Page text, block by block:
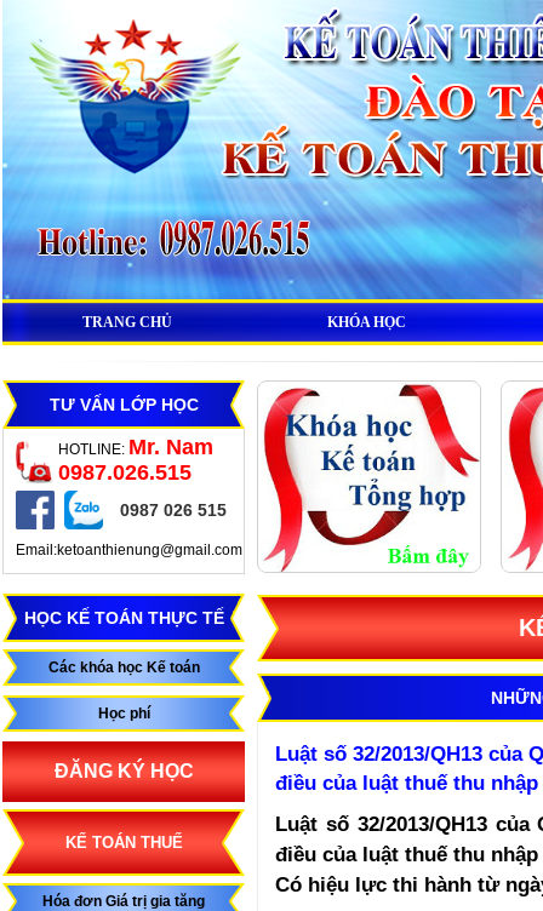
TRANG CHỦ KHÓA HỌC
TƯ VẤN LỚP HỌC
HOTLINE: Mr. Nam
0987.026.515
0987 026 515
Email:ketoanthienung@gmail.com
HỌC KẾ TOÁN THỰC TẾ
Các khóa học Kế toán
Học phí
ĐĂNG KÝ HỌC
KẾ TOÁN THUẾ
Hóa đơn Giá trị gia tăng
Luật số 32/2013/QH13 của
điều của luật thuế thu
Luật số 32/2013/QH13
điều của luật thuế thu nhập
Có hiệu lực thi hành từ